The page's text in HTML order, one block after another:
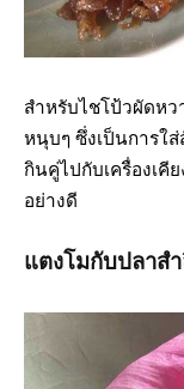
สำหรับไชโป้วผัดห
หนุบๆ ซึ่งเป็นการใส่
กินคู่ไปกับเครื่องเคี
อย่างดี
แตงโมกับปลาส